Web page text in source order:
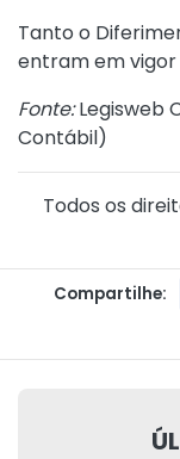
Tanto o
entram em vigor
Fonte:Legisweb
Contábil)
Todos os
Compartilhe: